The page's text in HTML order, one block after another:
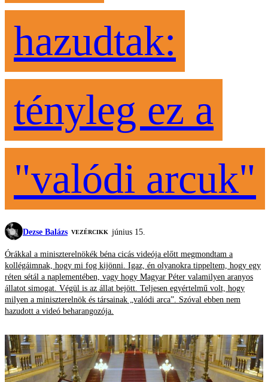
hazudtak:
tényleg ez a
"valódi arcuk"
Dezse Balázs VEZÉRCIKK június 15.
Órákkal a miniszterelnökék béna cicás videója előtt megmondtam a
kollégáimnak, hogy mi fog kijönni. Igaz, én olyanokra tippeltem, hogy egy
réten sétál a naplementében, vagy hogy Magyar Péter valamilyen aranyos
állatot simogat. Végül is az állat bejött. Teljesen egyértelmű volt, hogy
milyen a miniszterelnök és társainak „valódi arca”. Szóval ebben nem
hazudott a videó beharangozója.